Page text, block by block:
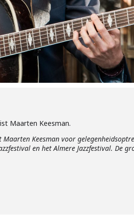
Maarten Keesman.
Keesman voor
en het Almere Jazzfestival. De